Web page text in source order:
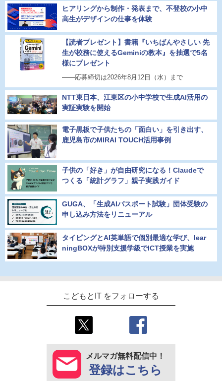
ヒアリングから制作・発表まで、不登校の小中
高生がデザインの仕事を体験
【読者プレゼント】書籍『いちばんやさしい 先
生が校務に使えるGeminiの教本』を抽選で5名
様にプレゼント
――応募締切は2026年8月12日（水）まで
NTT東日本、江東区の小中学校で生成AI活用の
実証実験を開始
電子黒板で子供たちの「面白い」を引き出す、
鹿児島市のMIRAI TOUCH活用事例
子供の「好き」が自由研究になる！Claudeで
つくる「統計グラフ」親子実践ガイド
GUGA、「生成AIパスポート試験」団体受験の
申し込み方法をリニューアル
タイピングとAI英単語で個別最適な学び、lear
ningBOXが特別支援学級でICT授業を実施
こどもとIT をフォローする
メルマガ無料配信中！
登録はこちら